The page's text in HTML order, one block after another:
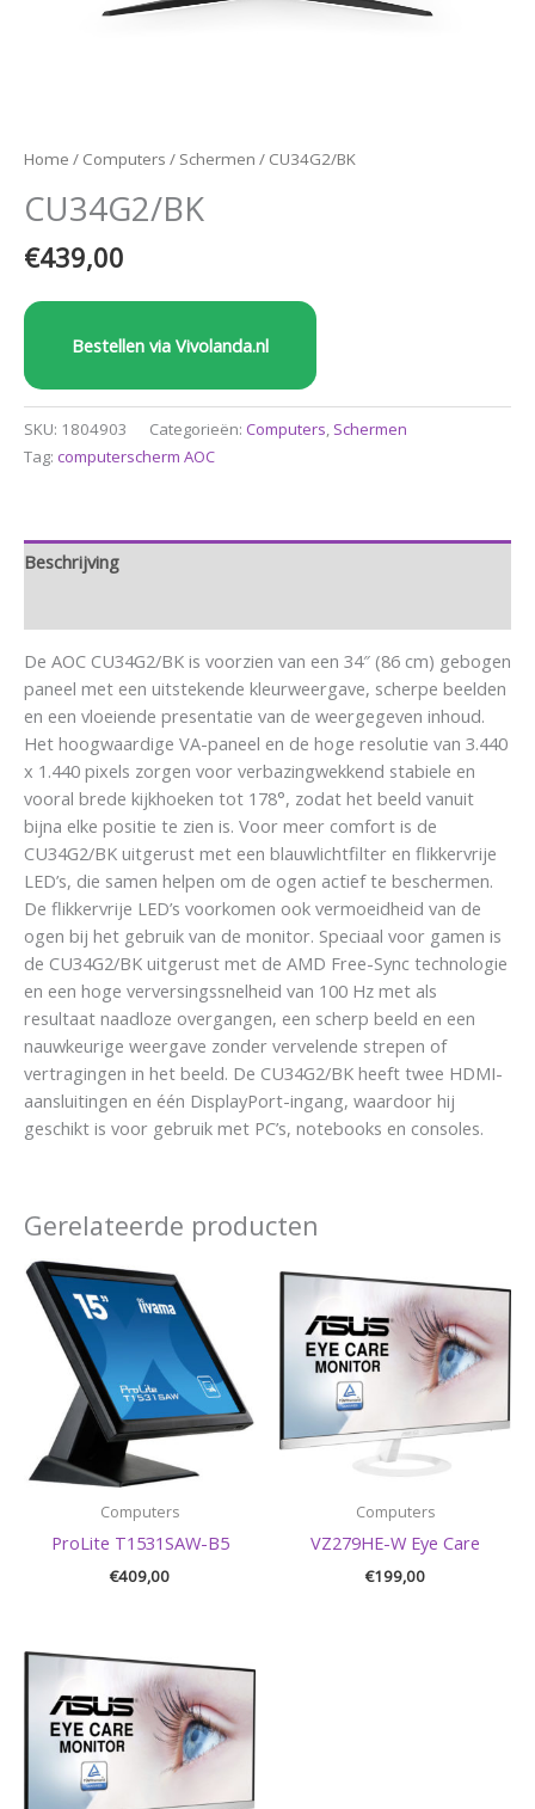
Home / Computers / Schermen / CU34G2/BK
CU34G2/BK
€439,00
Bestellen via Vivolanda.nl
SKU: 1804903 Categorieën: Computers, Schermen
Tag: computerscherm AOC
Beschrijving
De AOC CU34G2/BK is voorzien van een 34″ (86 cm) gebogen
paneel met een uitstekende kleurweergave, scherpe beelden
en een vloeiende presentatie van de weergegeven inhoud.
Het hoogwaardige VA-paneel en de hoge resolutie van 3.440
x 1.440 pixels zorgen voor verbazingwekkend stabiele en
vooral brede kijkhoeken tot 178°, zodat het beeld vanuit
bijna elke positie te zien is. Voor meer comfort is de
CU34G2/BK uitgerust met een blauwlichtfilter en flikkervrije
LED’s, die samen helpen om de ogen actief te beschermen.
De flikkervrije LED’s voorkomen ook vermoeidheid van de
ogen bij het gebruik van de monitor. Speciaal voor gamen is
de CU34G2/BK uitgerust met de AMD Free-Sync technologie
en een hoge verversingssnelheid van 100 Hz met als
resultaat naadloze overgangen, een scherp beeld en een
nauwkeurige weergave zonder vervelende strepen of
vertragingen in het beeld. De CU34G2/BK heeft twee HDMI-
aansluitingen en één DisplayPort-ingang, waardoor hij
geschikt is voor gebruik met PC’s, notebooks en consoles.
Gerelateerde producten
Computers
ProLite T1531SAW-B5
€409,00
Computers
VZ279HE-W Eye Care
€199,00